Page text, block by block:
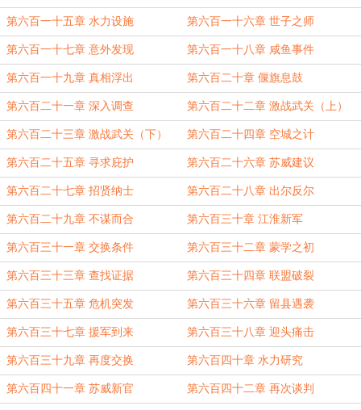
第六百一十五章 水力设施 第六百一十六章 世子之师
第六百一十七章 意外发现 第六百一十八章 咸鱼事件
第六百一十九章 真相浮出 第六百二十章 偃旗息鼓
第六百二十一章 深入调查 第六百二十二章 激战武关（上）
第六百二十三章 激战武关（下） 第六百二十四章 空城之计
第六百二十五章 寻求庇护 第六百二十六章 苏威建议
第六百二十七章 招贤纳士 第六百二十八章 出尔反尔
第六百二十九章 不谋而合 第六百三十章 江淮新军
第六百三十一章 交换条件 第六百三十二章 蒙学之初
第六百三十三章 查找证据 第六百三十四章 联盟破裂
第六百三十五章 危机突发 第六百三十六章 留县遇袭
第六百三十七章 援军到来 第六百三十八章 迎头痛击
第六百三十九章 再度交换 第六百四十章 水力研究
第六百四十一章 苏威新官 第六百四十二章 再次谈判